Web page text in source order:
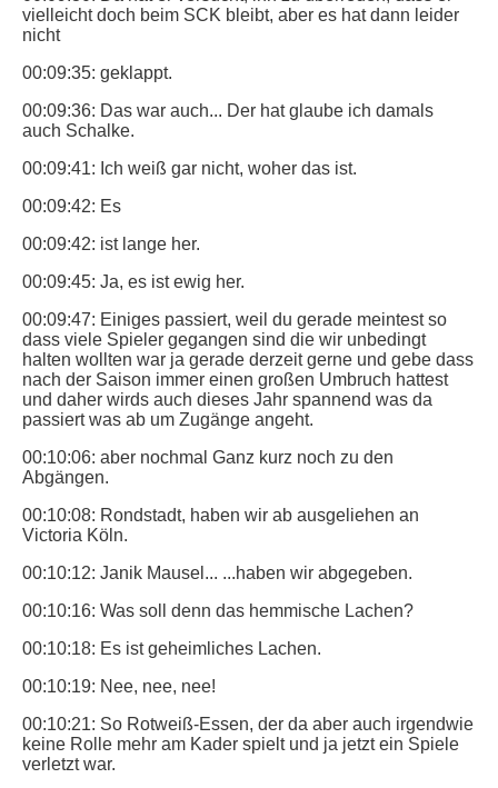
vielleicht doch beim SCK bleibt, aber es hat dann leider
nicht
00:09:35: geklappt.
00:09:36: Das war auch... Der hat glaube ich damals
auch Schalke.
00:09:41: Ich weiß gar nicht, woher das ist.
00:09:42: Es
00:09:42: ist lange her.
00:09:45: Ja, es ist ewig her.
00:09:47: Einiges passiert, weil du gerade meintest so
dass viele Spieler gegangen sind die wir unbedingt
halten wollten war ja gerade derzeit gerne und gebe dass
nach der Saison immer einen großen Umbruch hattest
und daher wirds auch dieses Jahr spannend was da
passiert was ab um Zugänge angeht.
00:10:06: aber nochmal Ganz kurz noch zu den
Abgängen.
00:10:08: Rondstadt, haben wir ab ausgeliehen an
Victoria Köln.
00:10:12: Janik Mausel... ...haben wir abgegeben.
00:10:16: Was soll denn das hemmische Lachen?
00:10:18: Es ist geheimliches Lachen.
00:10:19: Nee, nee, nee!
00:10:21: So Rotweiß-Essen, der da aber auch irgendwie
keine Rolle mehr am Kader spielt und ja jetzt ein Spiele
verletzt war.